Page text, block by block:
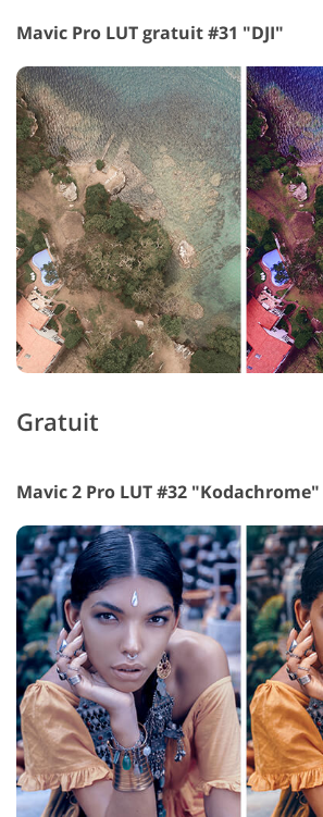
Mavic Pro LUT gratuit #31 "DJI"
Gratuit
Mavic 2 Pro LUT #32 "Kodachrome"